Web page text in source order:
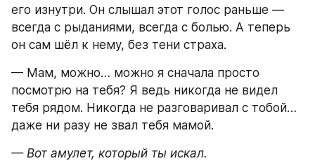
его изнутри. Он слышал этот голос раньше —
всегда с рыданиями, всегда с болью. А теперь
он сам шёл к нему, без тени страха.
— Мам, можно… можно я сначала просто
посмотрю на тебя? Я ведь никогда не видел
тебя рядом. Никогда не разговаривал с тобой…
даже ни разу не звал тебя мамой.
— Вот амулет, который ты искал.